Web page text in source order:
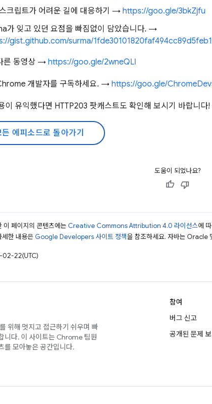
크립트가 어려운 길에 대응하기 → https://goo.gle/3bkZjfu
가 잊고 있던 요점을 빠짐없이 담았습니다. →
gist.github.com/surma/
른 동영상 →https://goo.gle/2wneQLl
개발자를 구독하세요. → https://goo.gle/
이 유익했다면 HTTP203 팟캐스트도 확인해 보시기 바랍니
든 에피소드로 돌아가기
도움이 되었나요?
이 페이지의 콘텐츠에는 Creative Commons Attribution 4.0 라이선스에
한 내용은 Google Developers 사이트 정책을 참조하세요. 자바는 Oracle
02-22(UTC)
위해 멋지고 접근하기 쉬우며 빠
니다. 이 사이트는 Chrome 팀원
를 모아놓은 공간입니다.
참여
버그 신고
공개된 문제